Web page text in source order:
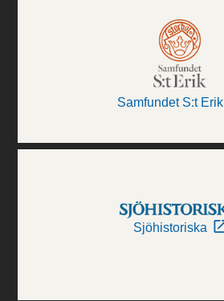
Samfundet S:t Erik
Sjöhistoriska